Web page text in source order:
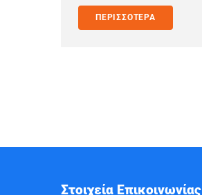
ΠΕΡΙΣΣΟΤΕΡΑ
Στοιχεία Επικοινωνίας